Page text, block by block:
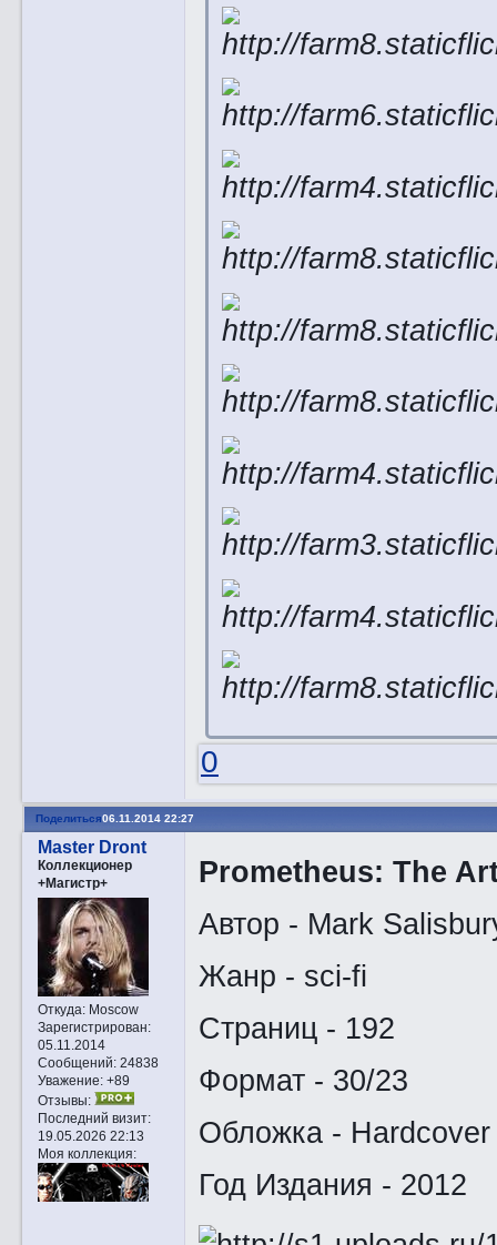
0
Поделиться06.11.2014 22:27
Master Dront
Коллекционер
+Магистр+
Откуда:Moscow
Зарегистрирован:
05.11.2014
Сообщений:24838
Уважение: +89
Отзывы:
Последний визит:
19.05.2026 22:13
Моя коллекция:
Prometheus: The
Автор - Mark
Жанр - sci-fi
Страниц - 192
Формат - 30/23
Обложка - Hardcover
Год Издания - 2012